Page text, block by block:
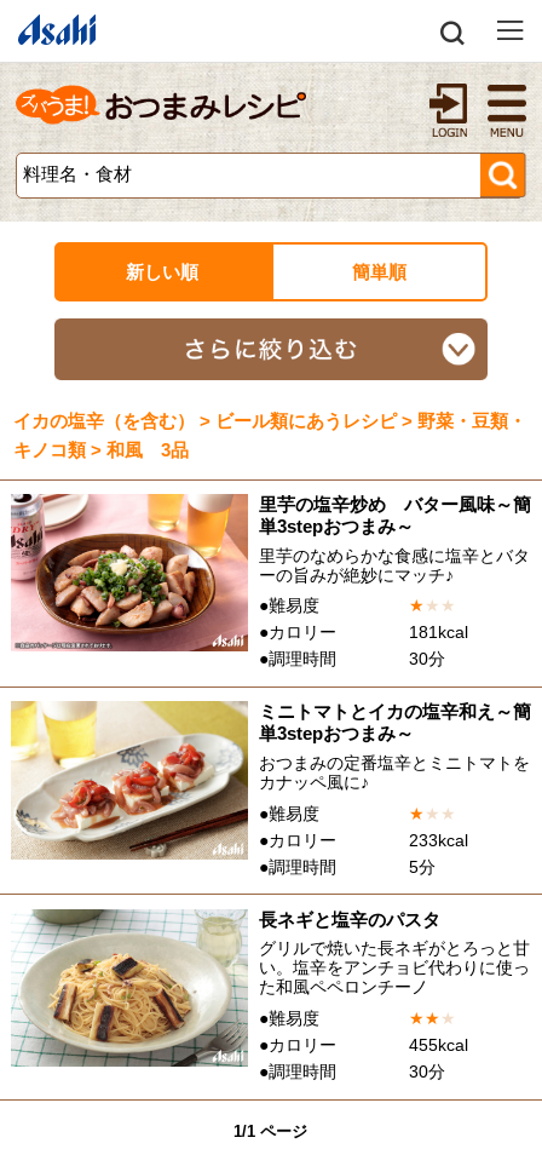
新しい順 簡単順
イカの塩辛（を含む） > ビール類にあうレシピ > 野菜・豆類・
キノコ類 > 和風 3品
里芋の塩辛炒め バター風味～簡
単3stepおつまみ～
里芋のなめらかな食感に塩辛とバタ
ーの旨みが絶妙にマッチ♪
●難易度
★★ ★
●カロリー
181kcal
●調理時間
30分
ミニトマトとイカの塩辛和え～簡
単3stepおつまみ～
おつまみの定番塩辛とミニトマトを
カナッペ風に♪
●難易度
★★ ★
●カロリー
233kcal
●調理時間
5分
長ネギと塩辛のパスタ
グリルで焼いた長ネギがとろっと甘
い。塩辛をアンチョビ代わりに使っ
た和風ペペロンチーノ
●難易度
★★★
●カロリー
455kcal
●調理時間
30分
1/1 ページ